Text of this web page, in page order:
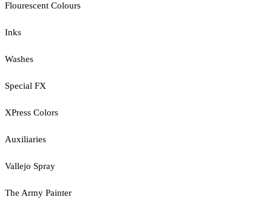
Flourescent Colours
Inks
Washes
Special FX
XPress Colors
Auxiliaries
Vallejo Spray
The Army Painter